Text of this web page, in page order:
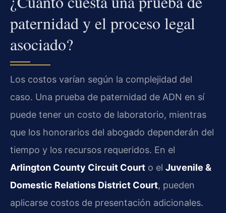
paternidad y el proceso legal
asociado?
Los costos varían según la complejidad del
caso. Una prueba de paternidad de ADN en sí
puede tener un costo de laboratorio, mientras
que los honorarios del abogado dependerán del
tiempo y los recursos requeridos. En el
Arlington County Circuit Court o el Juvenile &
Domestic Relations District Court, pueden
aplicarse costos de presentación adicionales.